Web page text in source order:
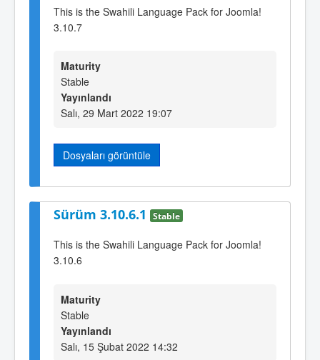
This is the Swahili Language Pack for Joomla!
3.10.7
Maturity
Stable
Yayınlandı
Salı, 29 Mart 2022 19:07
Dosyaları görüntüle
Sürüm 3.10.6.1 Stable
This is the Swahili Language Pack for Joomla!
3.10.6
Maturity
Stable
Yayınlandı
Salı, 15 Şubat 2022 14:32